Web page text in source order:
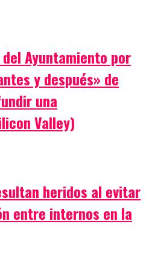
Ayuntamiento por
y después» de
una
Valley)
heridos al evitar
entre internos en la